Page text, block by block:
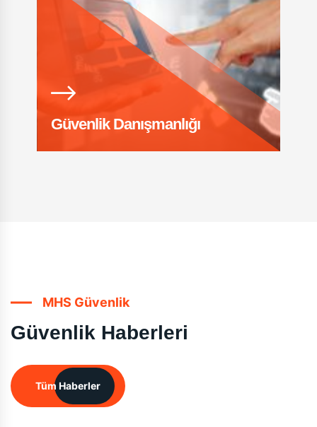
Güvenlik Danışmanlığı
MHS Güvenlik
Güvenlik Haberleri
Tüm Haberler